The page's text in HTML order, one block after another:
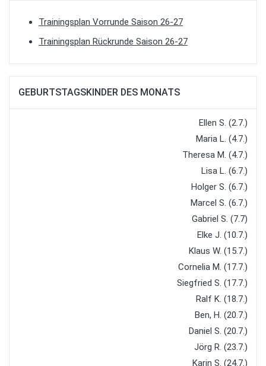
Trainingsplan Vorrunde Saison 26-27
Trainingsplan Rückrunde Saison 26-27
GEBURTSTAGSKINDER DES MONATS
Ellen S. (2.7.)
Maria L. (4.7.)
Theresa M. (4.7.)
Lisa L. (6.7.)
Holger S. (6.7.)
Marcel S. (6.7.)
Gabriel S. (7.7)
Elke J. (10.7.)
Klaus W. (15.7.)
Cornelia M. (17.7.)
Siegfried S. (17.7.)
Ralf K. (18.7.)
Ben, H. (20.7.)
Daniel S. (20.7.)
Jörg R. (23.7.)
Karin S. (24.7.)